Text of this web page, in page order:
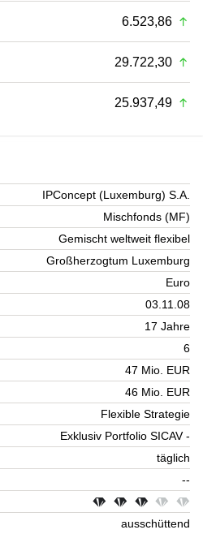
6.523,86
29.722,30
25.937,49
IPConcept (Luxemburg) S.A.
Mischfonds (MF)
Gemischt weltweit flexibel
Großherzogtum Luxemburg
Euro
03.11.08
17 Jahre
6
47 Mio. EUR
46 Mio. EUR
Flexible Strategie
Exklusiv Portfolio SICAV -
täglich
--
ausschüttend